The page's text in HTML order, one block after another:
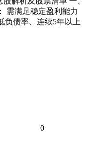
需满足稳定盈利能力
负债率、连续5年以上
0